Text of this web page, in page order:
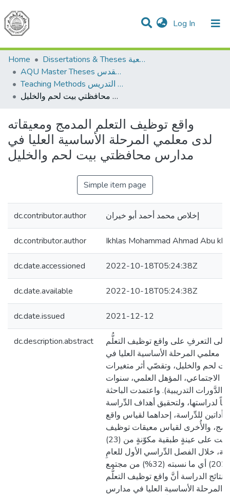
Log In (current)
Communities & Collections
All of DSpace
Home
Dissertations & Theses الرسائل الجامعية
AQU Master Theses الرسائل الجامعية الخاصة بجامعة القدس
Teaching Methods أساليب التدريس
واقع توظيف التعلم المدمج ومعيقاته لدى معلمي المرحلة الأساسية العليا في مدارس محافظتي بيت لحم والخليل
واقع توظيف التعلم المدمج ومعيقاته
لدى معلمي المرحلة الأساسية العليا في
مدارس محافظتي بيت لحم والخليل
Simple item page
dc.contributor.author إخلاص محمد أحمد أبو خيران
dc.contributor.author Ikhlas Mohammad Ahmad Abu
dc.date.accessioned 2022-10-18T05:24:38Z
dc.date.available 2022-10-18T05:24:38Z
dc.date.issued 2021-12-12
dc.description.abstract
التعرفِ على واقع توظيف التعلُّم
معلمي المرحلة الأساسية العليا في
لحم والخليل، وتقصّي أثر متغيرات
الاجتماعي، المؤهل العلمي، سنوات
الدَّورات التدريبية). واعتمدت الباحثة
لدراستها، ولتحقيق أهداف الدِّراسة
أداتين للدِّراسة، إحداهما لقياس واقع
والأُخرى لقياس معيقات توظيف
التعلُّم المدمج، طُبقت على عينةٍ طبقية مكوّنةٍ من (23)
و(73) معلمة، خلال الفصل الدِّراسي الأول للعامِ
الدِّراسي (2021/2022) أي ما نسبته (32%) من مجتمع
الدراسة أنَّ واقع توظيف التعلُّم
المرحلة الأساسية العليا في مدارس